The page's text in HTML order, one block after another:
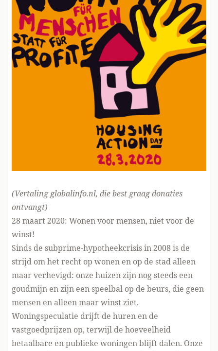
(Vertaling globalinfo.nl, diebest graag donaties
ontvangt)
28 maart 2020: Wonen voor mensen, niet voor de
winst!
Sinds de subprime-hypotheekcrisis in 2008 is de
strijd om het recht op wonen en op de stad alleen
maar verhevigd: onze huizen zijn nog steeds een
goudmijn en zijn een speelbal op de beurs, die geen
mensen en alleen maar winst ziet.
Woningspeculatie drijft de huren en de
vastgoedprijzen op, terwijl de hoeveelheid
betaalbare en publieke woningen blijft dalen. Onze